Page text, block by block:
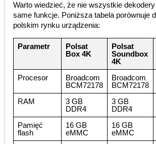
Warto wiedzieć, że nie wszystkie dekodery
same funkcje. Poniższa tabela porównuje
polskim rynku urządzenia:
Parametr
Polsat
Box 4K
Polsat
Soundbox
4K
Procesor
Broadcom
BCM72178
Broadcom
BCM72178
RAM
3 GB
DDR4
3 GB
DDR4
Pamięć
flash
16 GB
eMMC
16 GB
eMMC